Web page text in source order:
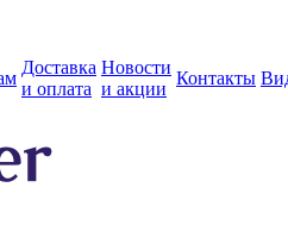
Доставка
и оплата
Новости
и акции
Контакты